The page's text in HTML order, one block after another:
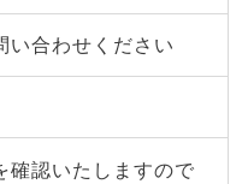
い合わせください
確認いたしますので